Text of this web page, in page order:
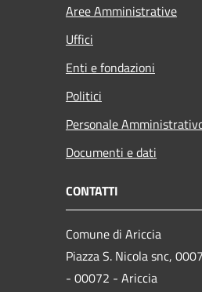
Aree Amministrative
Uffici
Enti e fondazioni
Politici
Personale
Documenti e dati
CONTATTI
Comune di Ariccia
Piazza S. Nicola snc,
- 00072 - Ariccia